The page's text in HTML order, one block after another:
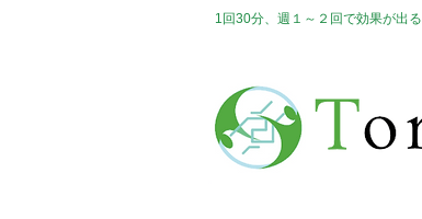
1回30分、週１～２回で効果が出る